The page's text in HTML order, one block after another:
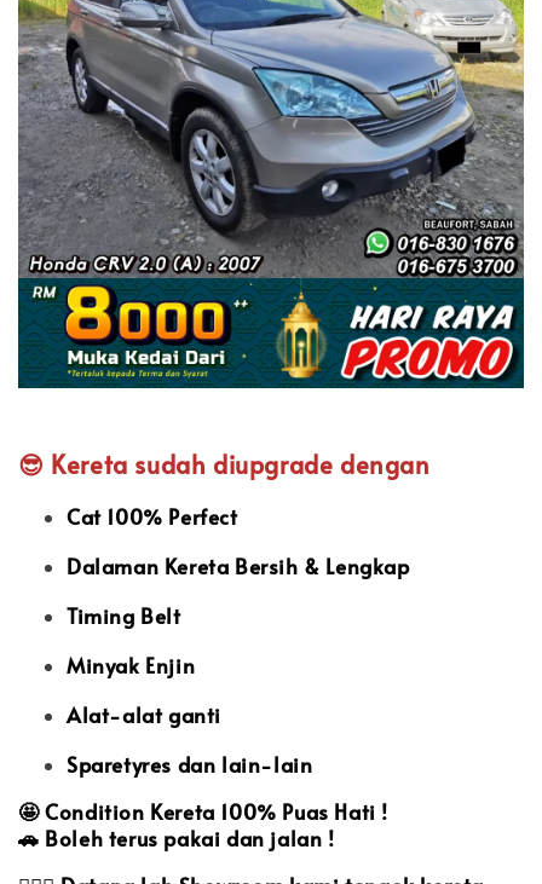
😎 Kereta sudah diupgrade dengan
Cat 100% Perfect
Dalaman Kereta Bersih & Lengkap
Timing Belt
Minyak Enjin
Alat-alat ganti
Sparetyres dan lain-lain
🤩Condition Kereta 100% Puas Hati !
🚗 Boleh terus pakai dan jalan !